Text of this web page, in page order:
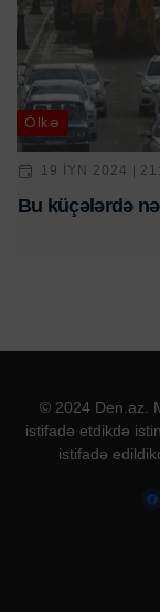
Ölkə
19 IYN 2024 |
Bu küçələrdə
© 2024 Den.az.
istifadə etdikdə
istifadə